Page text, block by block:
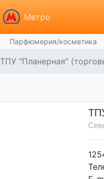
Метро
Парфюмерия/косметика
ТПУ "Планерная"